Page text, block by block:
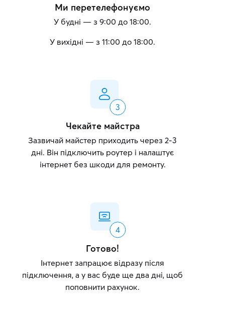
Ми перетелефонуємо
У будні — з 9:00 до 18:00.
У вихідні — з 11:00 до 18:00.
Чекайте майстра
Зазвичай майстер приходить через 2-3
дні. Він підключить роутер і налаштує
інтернет без шкоди для ремонту.
Готово!
Інтернет запрацює відразу після
підключення, а у вас буде ще два дні, щоб
поповнити рахунок.